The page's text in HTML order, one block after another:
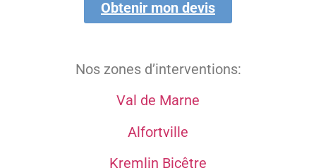
Obtenir mon devis
Nos zones d’interventions:
Val de Marne
Alfortville
Kremlin Bicêtre